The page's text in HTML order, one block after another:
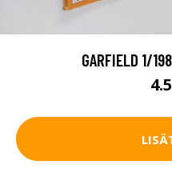
GARFIELD 1/